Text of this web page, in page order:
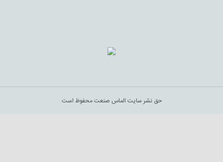
حق نشر سایت الماس صنعت محفوظ است